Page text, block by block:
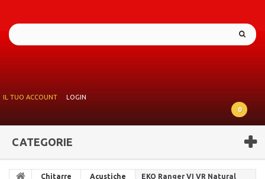
IL TUO ACCOUNT
LOGIN
0
CATEGORIE
Chitarre Acustiche
EKO Ranger VI VR Natural